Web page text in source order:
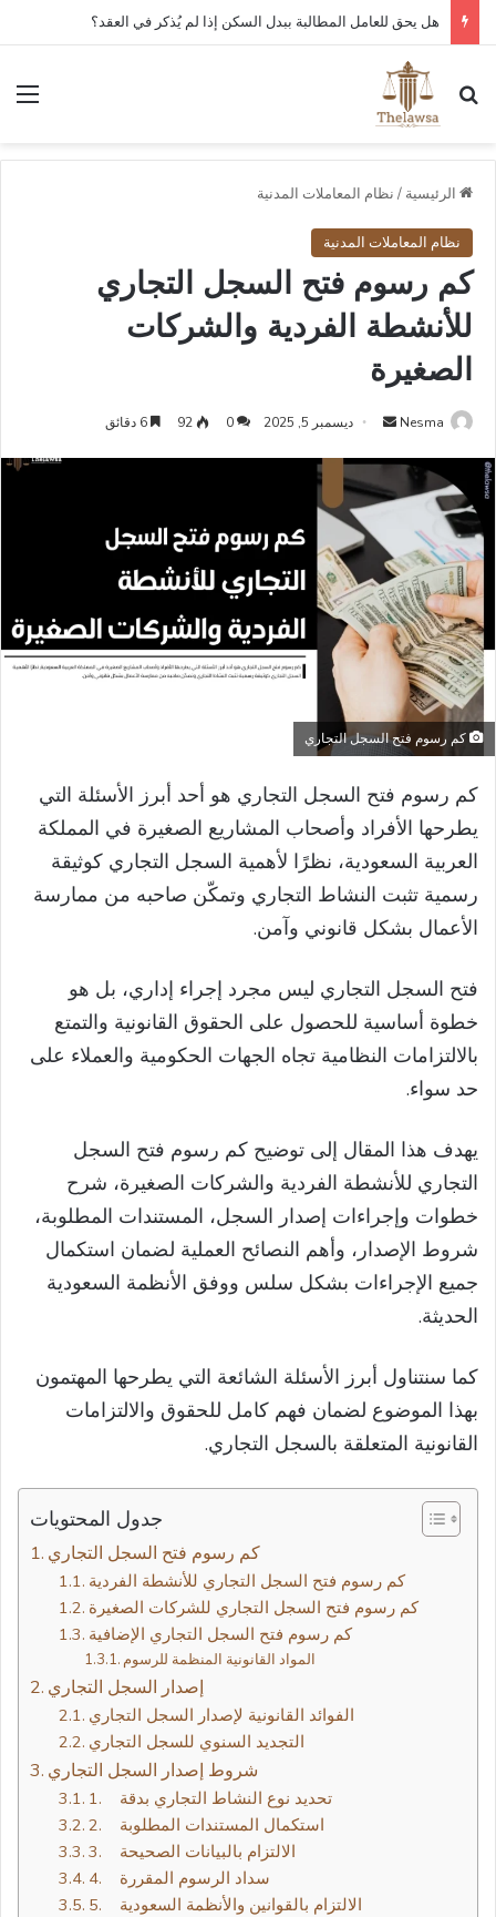
هل يحق للعامل المطالبة ببدل السكن إذا لم يُذكر في العقد؟
بحث عن
الرئيسية / نظام المعاملات المدنية
نظام المعاملات المدنية
كم رسوم فتح السجل التجاري
للأنشطة الفردية والشركات
الصغيرة
Nesma
أرسل
إلكترونيا
ديسمبر 5, 2025 0
92
كم رسوم فتح السجل التجاري
كم رسوم فتح السجل التجاري هو أحد أبرز الأسئلة التي
يطرحها الأفراد وأصحاب المشاريع الصغيرة في المملكة
العربية السعودية، نظرًا لأهمية السجل التجاري كوثيقة
رسمية تثبت النشاط التجاري وتمكّن صاحبه من ممارسة
الأعمال بشكل قانوني وآمن.
فتح السجل التجاري ليس مجرد إجراء إداري، بل هو
خطوة أساسية للحصول على الحقوق القانونية والتمتع
بالالتزامات النظامية تجاه الجهات الحكومية والعملاء على
حد سواء.
يهدف هذا المقال إلى توضيح كم رسوم فتح السجل
التجاري للأنشطة الفردية والشركات الصغيرة، شرح
خطوات وإجراءات إصدار السجل، المستندات المطلوبة،
شروط الإصدار، وأهم النصائح العملية لضمان استكمال
جميع الإجراءات بشكل سلس ووفق الأنظمة السعودية
الحديثة.
كما سنتناول أبرز الأسئلة الشائعة التي يطرحها المهتمون
بهذا الموضوع لضمان فهم كامل للحقوق والالتزامات
القانونية المتعلقة بالسجل التجاري.
جدول المحتويات
كم رسوم فتح السجل التجاري للأنشطة الفردية
كم رسوم فتح السجل التجاري للشركات الصغيرة
كم رسوم فتح السجل التجاري الإضافية
المواد القانونية المنظمة للرسوم
إصدار السجل التجاري
الفوائد القانونية لإصدار السجل التجاري
التجديد السنوي للسجل التجاري
شروط إصدار السجل التجاري
1. تحديد نوع النشاط التجاري بدقة
2. استكمال المستندات المطلوبة
3. الالتزام بالبيانات الصحيحة
4. سداد الرسوم المقررة
5. الالتزام بالقوانين والأنظمة السعودية